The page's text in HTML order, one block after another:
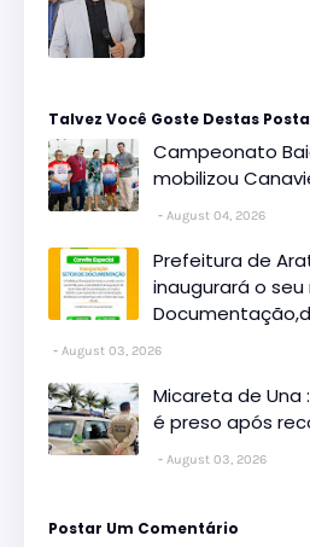
Talvez Você Goste Destas
Campeonato
mobilizou
August 04, 2026
Prefeitura de
inaugurará o
August 03, 2026
Micareta de
é preso após
August 03, 2026
Postar Um Comentário